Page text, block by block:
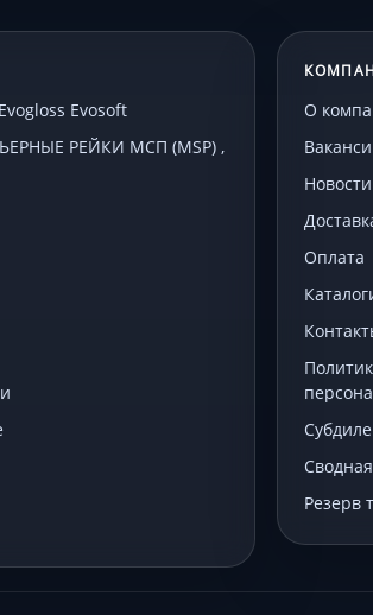
Evosoft
РЕЙКИ МСП (MSP) ,
О
Новости
Оплата
Резерв